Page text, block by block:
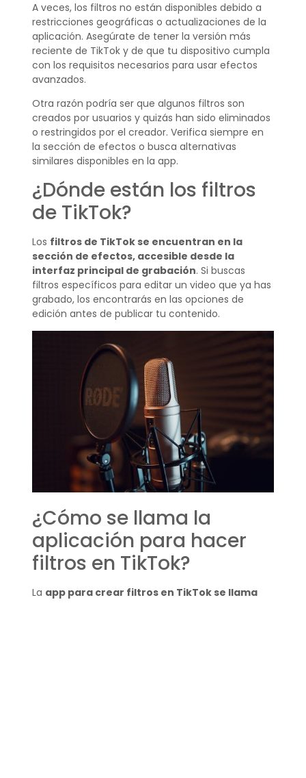
A veces, los filtros no están disponibles debido a
restricciones geográficas o actualizaciones de la
aplicación. Asegúrate de tener la versión más
reciente de TikTok y de que tu dispositivo cumpla
con los requisitos necesarios para usar efectos
avanzados.
Otra razón podría ser que algunos filtros son
creados por usuarios y quizás han sido eliminados
o restringidos por el creador. Verifica siempre en
la sección de efectos o busca alternativas
similares disponibles en la app.
¿Dónde están los filtros
de TikTok?
Los filtros de TikTok se encuentran en la
sección de efectos, accesible desde la
interfaz principal de grabación. Si buscas
filtros específicos para editar un video que ya has
grabado, los encontrarás en las opciones de
edición antes de publicar tu contenido.
¿Cómo se llama la
aplicación para hacer
filtros en TikTok?
La app para crear filtros en TikTok se llama